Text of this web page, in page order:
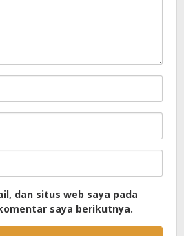
dan situs web saya pada
saya berikutnya.